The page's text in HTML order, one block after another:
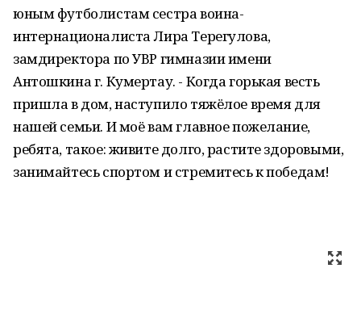
юным футболистам сестра воина-
интернационалиста Лира Терегулова,
замдиректора по УВР гимназии имени
Антошкина г. Кумертау. - Когда горькая весть
пришла в дом, наступило тяжёлое время для
нашей семьи. И моё вам главное пожелание,
ребята, такое: живите долго, растите здоровыми,
занимайтесь спортом и стремитесь к победам!